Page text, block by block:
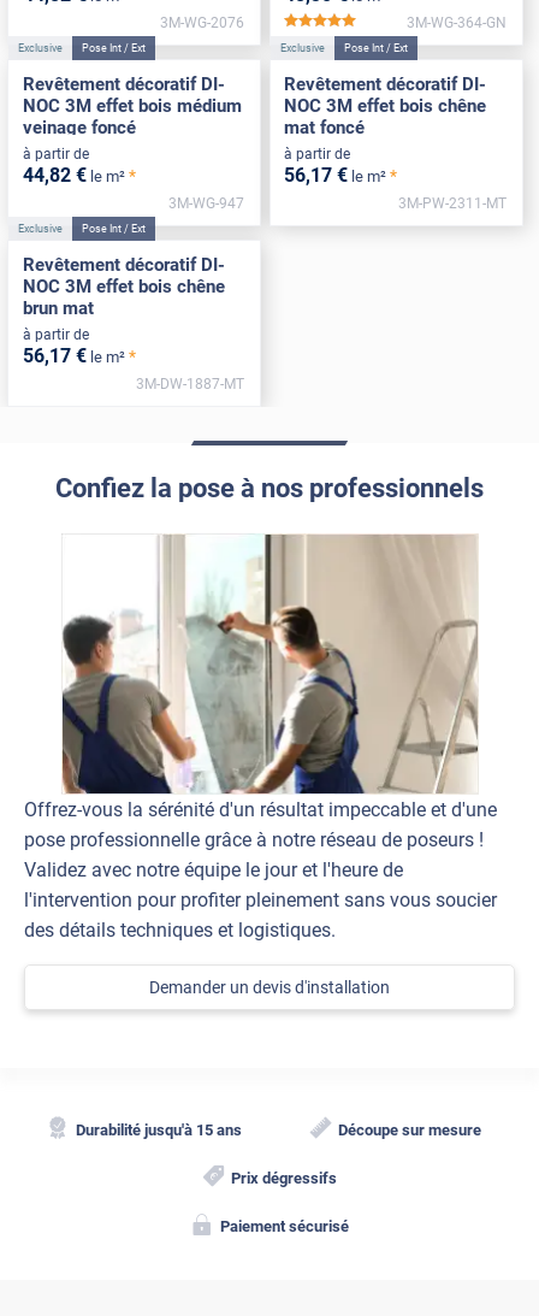
3M-WG-2076 3M-WG-364-GN
Exclusive Pose Int / Ext
Revêtement décoratif DI-
NOC 3M effet bois médium
veinage foncé
à partir de
44,82 € le m² *
3M-WG-947
Exclusive Pose Int / Ext
Revêtement décoratif DI-
NOC 3M effet bois chêne
mat foncé
à partir de
56,17 € le m² *
3M-PW-2311-MT
Exclusive Pose Int / Ext
Revêtement décoratif DI-
NOC 3M effet bois chêne
brun mat
à partir de
56,17 € le m² *
3M-DW-1887-MT
Confiez la pose à nos professionnels
Offrez-vous la sérénité d'un résultat impeccable et d'une
pose professionnelle grâce à notre réseau de poseurs !
Validez avec notre équipe le jour et l'heure de
l'intervention pour profiter pleinement sans vous soucier
des détails techniques et logistiques.
Demander un devis d'installation
Durabilité jusqu'à 15 ans Découpe sur mesure
Prix dégressifs
Paiement sécurisé